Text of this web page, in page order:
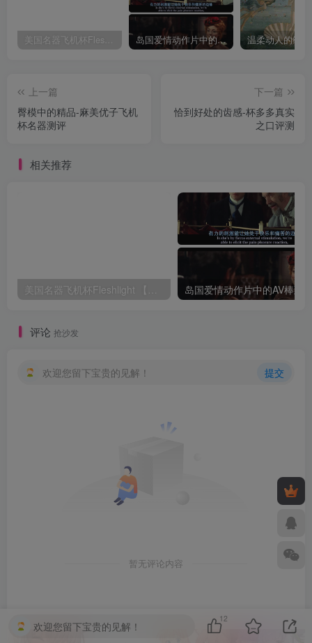
美国名器飞机杯Fleshlight 【Quickshot-Vantage 双头飞机杯】完全评测 岛国爱情动作片中的AV棒到底有多猛？成人用品震动棒的发展史！
上一篇
臀模中的精品-麻美优子飞机
杯名器测评
下一篇
恰到好处的齿感-杯多多真实
之口评测
相关推荐
美国名器飞机杯Fleshlight 【Quickshot-Vantage 双头飞机杯】完全评测
评论 抢沙发
欢迎您留下宝贵的见解！ 提交
暂无评论内容
欢迎您留下宝贵的见解！
12